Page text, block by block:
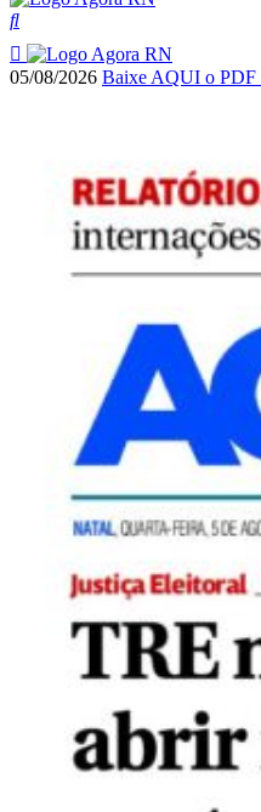
05/08/2026 Baixe AQUI o PDF